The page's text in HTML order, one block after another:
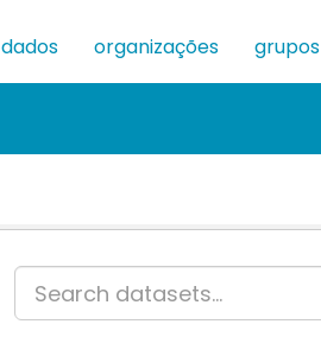
dados organizações grupos